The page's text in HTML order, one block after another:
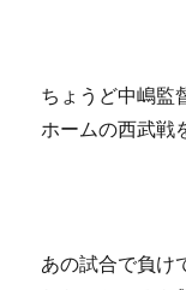
ちょうど中嶋監
ホームの西武戦
あの試合で負け